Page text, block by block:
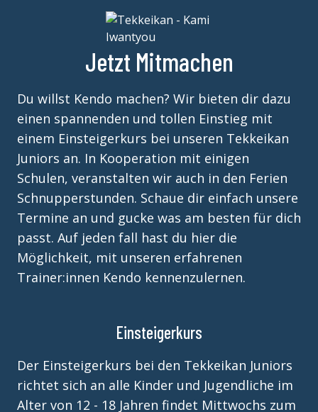
Jetzt Mitmachen
Du willst Kendo machen? Wir bieten dir dazu
einen spannenden und tollen Einstieg mit
einem Einsteigerkurs bei unseren Tekkeikan
Juniors an. In Kooperation mit einigen
Schulen, veranstalten wir auch in den Ferien
Schnupperstunden. Schaue dir einfach unsere
Termine an und gucke was am besten für dich
passt. Auf jeden fall hast du hier die
Möglichkeit, mit unseren erfahrenen
Trainer:innen Kendo kennenzulernen.
Einsteigerkurs
Der Einsteigerkurs bei den Tekkeikan Juniors
richtet sich an alle Kinder und Jugendliche im
Alter von 12 - 18 Jahren findet Mittwochs zum